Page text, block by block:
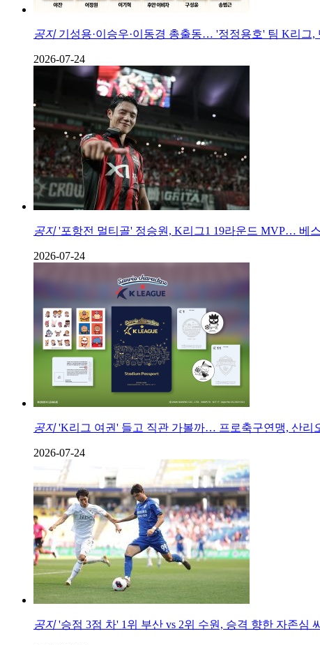
공지기성용·이승우·이동경 총출동… '정정용호' 팀 K리그,
2026-07-24
공지'포항전 멀티골' 정승원, K리그1 19라운드 MVP… 베
2026-07-24
공지'K리그 여권' 들고 직관 가볼까… 프로축구연맹, 산리
2026-07-24
공지'승점 3점 차' 1위 부산 vs 2위 수원, 승격 향한 자존심